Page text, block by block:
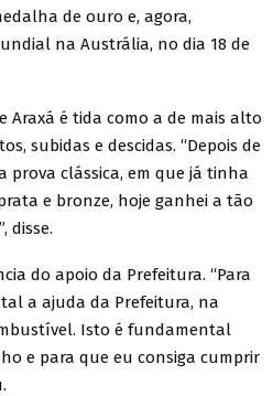
de ouro e, agora,
na Austrália, no dia 18 de
Araxá é tida como a de mais alto
subidas e descidas. “Depois de
prova clássica, em que já tinha
e bronze, hoje ganhei a tão
disse.
do apoio da Prefeitura. “Para
a ajuda da Prefeitura, na
Isto é fundamental
e para que eu consiga cumprir